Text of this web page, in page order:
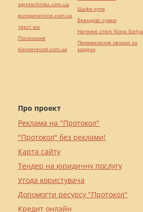
Про проект
Реклама на "Протокол"
"Протокол" без реклами!
Карта сайту
Тендер на юридичну послугу
Угода користувача
Допомогти ресурсу "Протокол"
Кредит онлайн
agrotechnika.com.ua
europeservice.com.ua
текст юа
Посилання
kievperevod.com.ua
Шафи купе
Брендові сумки
Натяжні стелі Nova Stelya
Перевезення хворих за
кордон